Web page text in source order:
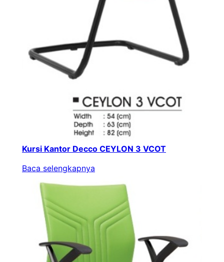
Kursi Kantor Decco CEYLON 3 VCOT
Baca selengkapnya